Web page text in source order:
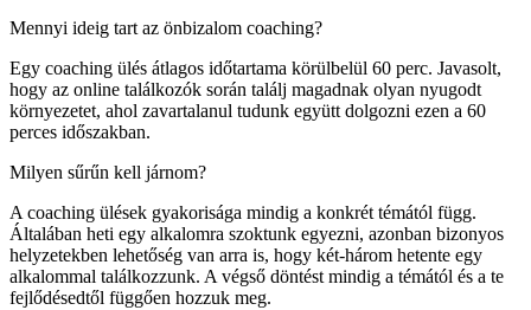
Mennyi ideig tart az önbizalom coaching?
Egy coaching ülés átlagos időtartama körülbelül 60 perc. Javasolt,
hogy az online találkozók során találj magadnak olyan nyugodt
környezetet, ahol zavartalanul tudunk együtt dolgozni ezen a 60
perces időszakban.
Milyen sűrűn kell járnom?
A coaching ülések gyakorisága mindig a konkrét témától függ.
Általában heti egy alkalomra szoktunk egyezni, azonban bizonyos
helyzetekben lehetőség van arra is, hogy két-három hetente egy
alkalommal találkozzunk. A végső döntést mindig a témától és a te
fejlődésedtől függően hozzuk meg.